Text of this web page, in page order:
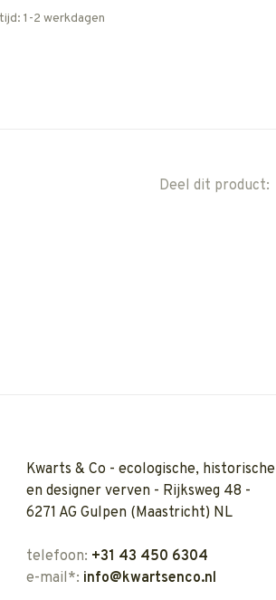
1-2 werkdagen
Deel dit product:
Kwarts & Co - ecologische, historische
en designer verven - Rijksweg 48 -
6271 AG Gulpen (Maastricht) NL
telefoon: +31 43 450 6304
e-mail*: info@kwartsenco.nl